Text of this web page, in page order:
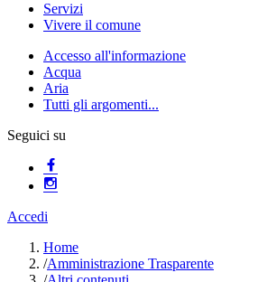
Servizi
Vivere il comune
Accesso all'informazione
Acqua
Aria
Tutti gli argomenti...
Seguici su
Accedi
Home
/Amministrazione Trasparente